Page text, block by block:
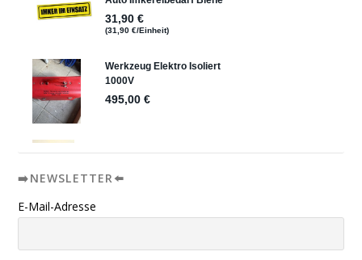
➡️NEWSLETTER⬅️
E-Mail-Adresse